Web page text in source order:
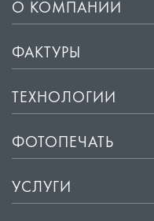
О КОМПАНИИ
ФАКТУРЫ
ТЕХНОЛОГИИ
ФОТОПЕЧАТЬ
УСЛУГИ